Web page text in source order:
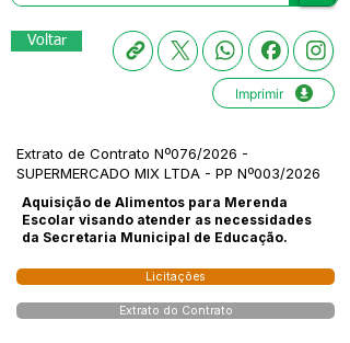
Voltar
Imprimir
Extrato de Contrato Nº076/2026 -
SUPERMERCADO MIX LTDA - PP Nº003/2026
Aquisição de Alimentos para Merenda
Escolar visando atender as necessidades
da Secretaria Municipal de Educação.
Licitações
Extrato do Contrato